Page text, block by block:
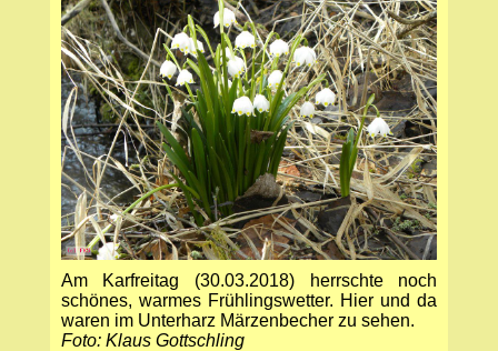
Am Karfreitag (30.03.2018) herrschte noch
schönes, warmes Frühlingswetter. Hier und da
waren im Unterharz Märzenbecher zu sehen.
Foto: Klaus Gottschling